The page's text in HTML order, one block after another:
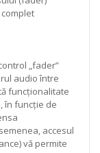
„fader”
audio între
funcționalitate
în funcție de
accesul
vă permite